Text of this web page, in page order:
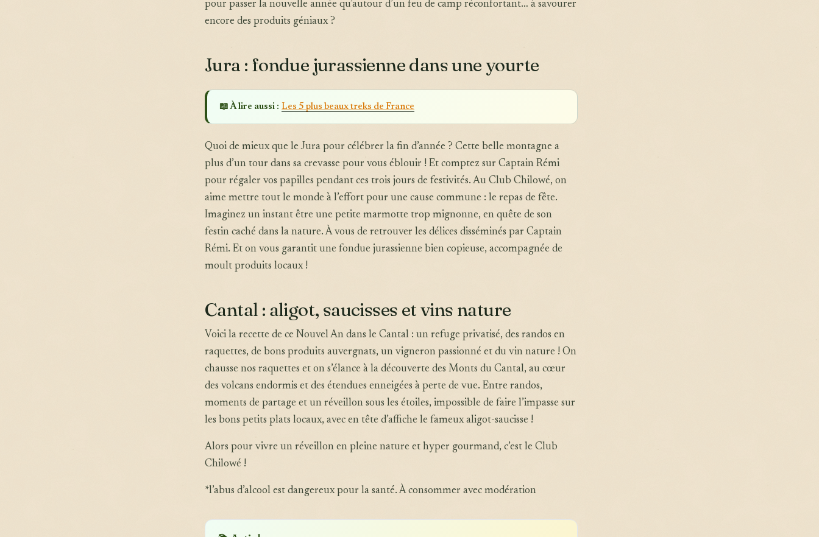
pour passer la nouvelle année qu’autour d’un feu de camp réconfortant… à savourer
encore des produits géniaux ?
Jura : fondue jurassienne dans une yourte
📖 À lire aussi : Les 5 plus beaux treks de France
Quoi de mieux que le Jura pour célébrer la fin d’année ? Cette belle montagne a
plus d’un tour dans sa crevasse pour vous éblouir ! Et comptez sur Captain Rémi
pour régaler vos papilles pendant ces trois jours de festivités. Au Club Chilowé, on
aime mettre tout le monde à l’effort pour une cause commune : le repas de fête.
Imaginez un instant être une petite marmotte trop mignonne, en quête de son
festin caché dans la nature. À vous de retrouver les délices disséminés par Captain
Rémi. Et on vous garantit une fondue jurassienne bien copieuse, accompagnée de
moult produits locaux !
Cantal : aligot, saucisses et vins nature
Voici la recette de ce Nouvel An dans le Cantal : un refuge privatisé, des randos en
raquettes, de bons produits auvergnats, un vigneron passionné et du vin nature ! On
chausse nos raquettes et on s’élance à la découverte des Monts du Cantal, au cœur
des volcans endormis et des étendues enneigées à perte de vue. Entre randos,
moments de partage et un réveillon sous les étoiles, impossible de faire l’impasse sur
les bons petits plats locaux, avec en tête d’affiche le fameux aligot-saucisse !
Alors pour vivre un réveillon en pleine nature et hyper gourmand, c’est le Club
Chilowé !
*l’abus d’alcool est dangereux pour la santé. À consommer avec modération